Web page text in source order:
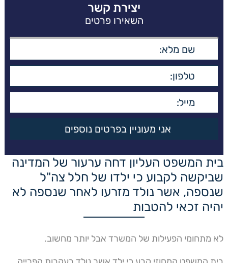
יצירת קשר
השאירו פרטים
בית המשפט העליון דחה ערעור של המדינה
שביקשה לקבוע כי ילדו של חלל צה"ל
שנספה, אשר נולד מזרעו לאחר שנספה לא
יהיה זכאי להטבות
לא מתחומי הפעילות של המשרד אבל יותר מחשוב.